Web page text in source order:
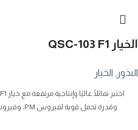
الخيار QSC-103 F1
البذور الخيار
وقدرة تحمل قوية لفيروس PM، وفيروس ZYMV، وفيروس CMV، وفيروس CVYV.